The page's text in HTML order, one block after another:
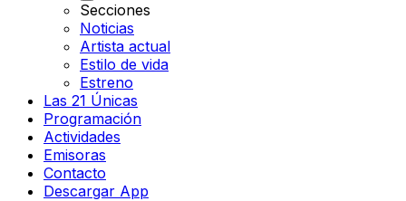
Secciones
Noticias
Artista actual
Estilo de vida
Estreno
Las 21 Únicas
Programación
Actividades
Emisoras
Contacto
Descargar App